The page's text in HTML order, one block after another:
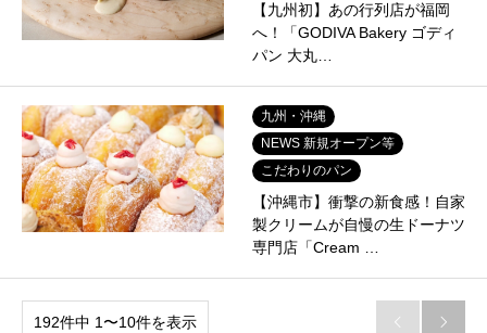
【九州初】あの行列店が福岡
へ！「GODIVA Bakery ゴディ
パン 大丸…
九州・沖縄
NEWS 新規オープン等
こだわりのパン
【沖縄市】衝撃の新食感！自家
製クリームが自慢の生ドーナツ
専門店「Cream …
192件中 1〜10件を表示  